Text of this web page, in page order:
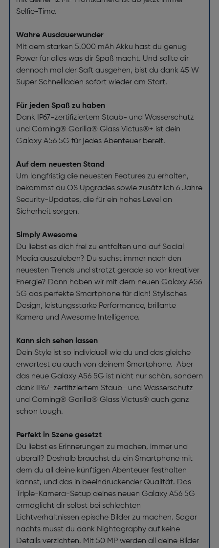
Selfie-Time.
Wahre Ausdauerwunder
Mit dem starken 5.000 mAh Akku hast du genug
Power für alles was dir Spaß macht. Und sollte dir
dennoch mal der Saft ausgehen, bist du dank 45 W
Super Schnellladen sofort wieder am Start.
Für jeden Spaß zu haben
Dank IP67-zertifiziertem Staub- und Wasserschutz
und Corning® Gorilla® Glass Victus®+ ist dein
Galaxy A56 5G für jedes Abenteuer bereit.
Auf dem neuesten Stand
Um langfristig die neuesten Features zu erhalten,
bekommst du OS Upgrades sowie zusätzlich 6 Jahre
Security-Updates, die für ein hohes Level an
Sicherheit sorgen.
Simply Awesome
Du liebst es dich frei zu entfalten und auf Social
Media auszuleben? Du suchst immer nach den
neuesten Trends und strotzt gerade so vor kreativer
Energie? Dann haben wir mit dem neuen Galaxy A56
5G das perfekte Smartphone für dich! Stylisches
Design, leistungsstarke Performance, brillante
Kamera und Awesome Intelligence.
Kann sich sehen lassen
Dein Style ist so individuell wie du und das gleiche
erwartest du auch von deinem Smartphone. Aber
das neue Galaxy A56 5G ist nicht nur schön, sondern
dank IP67-zertifiziertem Staub- und Wasserschutz
und Corning® Gorilla® Glass Victus® auch ganz
schön tough.
Perfekt in Szene gesetzt
Du liebst es Erinnerungen zu machen, immer und
überall? Deshalb brauchst du ein Smartphone mit
dem du all deine künftigen Abenteuer festhalten
kannst, und das in beeindruckender Qualität. Das
Triple-Kamera-Setup deines neuen Galaxy A56 5G
ermöglicht dir selbst bei schlechten
Lichtverhältnissen epische Bilder zu machen. Sogar
nachts musst du dank Nightography auf keine
Details verzichten. Mit 50 MP werden all deine Bilder